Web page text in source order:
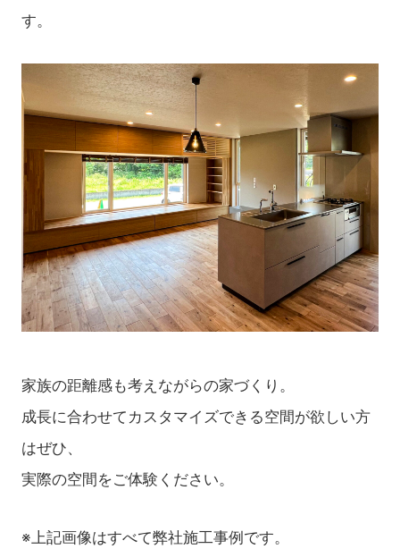
す。
家族の距離感も考えながらの家づくり。
成長に合わせてカスタマイズできる空間が欲しい方
はぜひ、
実際の空間をご体験ください。
※上記画像はすべて弊社施工事例です。